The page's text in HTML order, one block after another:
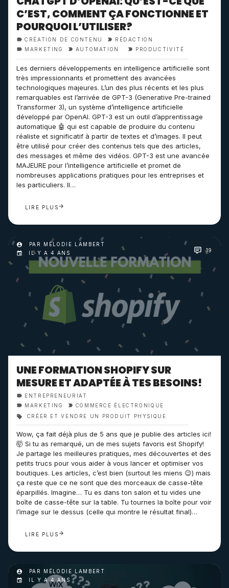
C’EST, COMMENT ÇA FONCTIONNE ET
POURQUOI L’UTILISER?
CRÉATION DE CONTENU
RÉDACTION
MARKETING
AUTOMATION PRODUCTIVITÉ
Les derniers développements en intelligence artificielle sont
très impressionnants et promettent des avancées
technologiques majeures. L’un des plus récents et les plus
remarquables est l’arrivée de GPT-3 (Generative Pre-trained
Transformer 3), un système d’intelligence artificielle
développé par OpenAI. GPT-3 est un outil d’apprentissage
automatique 🤖 qui est capable de produire du contenu
réaliste et significatif à partir de textes et d’images. Il peut
être utilisé pour créer des contenus tels que des articles,
des messages et même des vidéos. GPT-3 est une avancée
MAJEURE pour l’intelligence artificielle et promet de
nombreuses applications pratiques pour les entreprises et
les particuliers. Il…
LIRE PLUS
UNE FORMATION SHOPIFY SUR
MESURE ET ADAPTÉE À TES BESOINS!
ENTREPRENEURIAT
MARKETING
COMMERCE ÉLECTRONIQUE
CRÉER ET VENDRE UN PRODUIT PHYSIQUE
Wow, ça fait déjà plus de 5 ans que je publie des articles ici!
🤯 Si tu as remarqué, un de mes sujets favoris est Shopify!
Je partage les meilleures pratiques, mes découvertes et des
petits trucs pour vous aider à vous lancer et optimiser vos
boutiques. Les articles, c’est bien (surtout les miens 😉) mais
ça reste que ce ne sont que des morceaux de casse-tête
éparpillés. Imagine… Tu es dans ton salon et tu vides une
boîte de casse-tête sur la table. Tu tournes la boîte pour voir
l’image sur le dessus (celle qui montre le résultat final)…
LIRE PLUS
PAR MÉLODIE LAMBERT
IL Y A 4 ANS
19
PAR MÉLODIE LAMBERT
IL Y A 4 ANS